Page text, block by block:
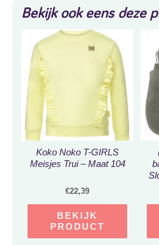
Bekijk ook eens deze
Koko Noko T-GIRLS
Meisjes Trui – Maat 104
€22,39
BEKIJK
PRODUCT